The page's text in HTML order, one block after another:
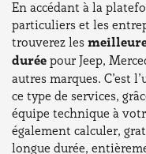
En accédant à la
particuliers et les
trouverez les
durée pour Jeep,
autres marques. C’est
ce type de services,
équipe technique à
également calculer,
longue durée,